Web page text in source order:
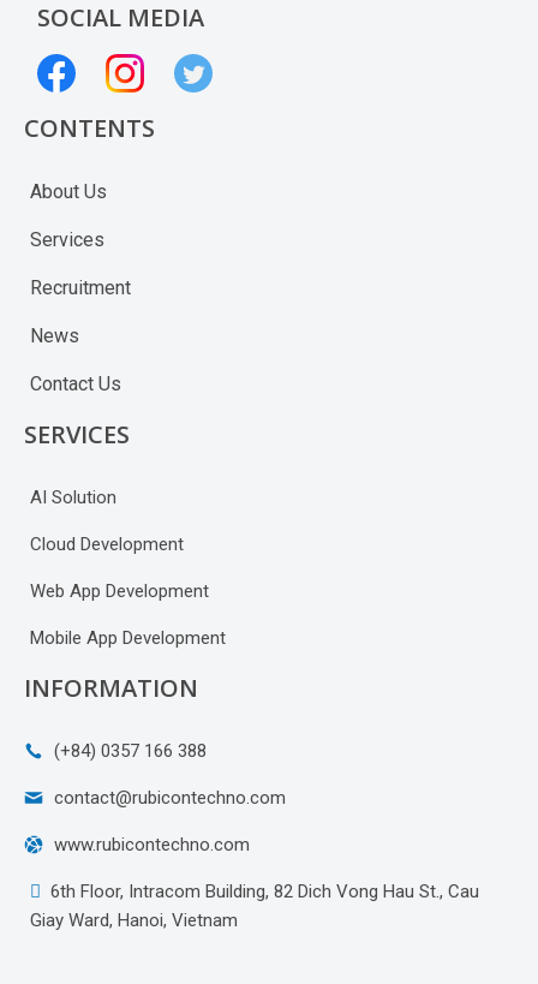
SOCIAL MEDIA
CONTENTS
About Us
Services
Recruitment
News
Contact Us
SERVICES
AI Solution
Cloud Development
Web App Development
Mobile App Development
INFORMATION
(+84) 0357 166 388
contact@rubicontechno.com
www.rubicontechno.com
6th Floor, Intracom Building, 82 Dich Vong Hau St., Cau
Giay Ward, Hanoi, Vietnam